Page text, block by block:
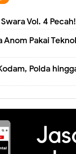
Vol. 4
Anom Pakai
Polda